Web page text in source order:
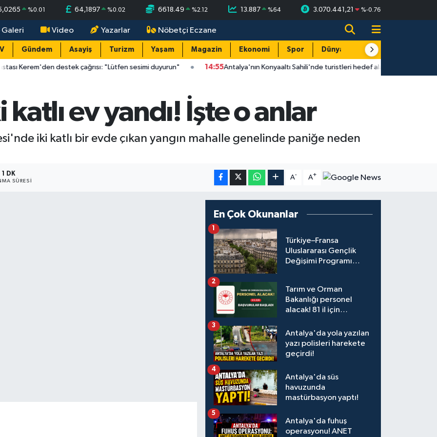
%0.01 64,1897 %0.02 6618.49 %2.12 13.887 %64 3.070.441,21 %-0.76
Galeri Video Yazarlar Nöbetçi Eczane
Gündem Asayiş Turizm Yaşam Magazin Ekonomi Spor Dünya Resmi Reklamlar
destek çağrısı: "Lütfen sesimi duyurun" 14:55 Antalya'nın Konyaaltı Sahili'nde turistleri hedef alan hırsız tutuklandı
ev yandı! İşte o anlar
iki katlı bir evde çıkan yangın mahalle genelinde paniğe neden
1 DK
SÜRESI
A- A+
En Çok Okunanlar
Türkiye–Fransa
Uluslararası Gençlik
Değişimi Programı
1
Tarım ve Orman
Bakanlığı personel
alacak! 81 il için
2
Antalya'da yola yazılan
yazı polisleri harekete
geçirdi!
3
Antalya'da süs
havuzunda
mastürbasyon yaptı!
4
Antalya'da fuhuş
operasyonu! ANET
5